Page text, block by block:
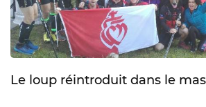
Le loup réintroduit dans le